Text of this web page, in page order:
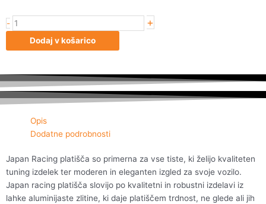
- Japan
ET20
5x114/120
Hiper
količina
+
Dodaj v košarico
Opis
Dodatne podrobnosti
Japan Racing platišča so primerna za vse tiste, ki želijo kvaliteten
tuning izdelek ter moderen in eleganten izgled za svoje vozilo.
Japan racing platišča slovijo po kvalitetni in robustni izdelavi iz
lahke aluminijaste zlitine, ki daje platiščem trdnost, ne glede ali jih